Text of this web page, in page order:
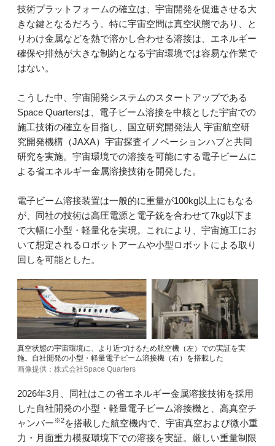
技術プラットフォームの確立は、宇宙開発を促進させる大
きな鍵となるだろう。特に宇宙空間は真空状態であり、と
りわけ金属などを熱で溶かし合わせる溶接は、エネルギー
確保や排熱が大きな制約となる宇宙環境では容易な作業で
はない。
こうした中、宇宙開発システムのスタートアップである
Space Quartersは、電子ビーム溶接を中核とした宇宙での
施工技術の確立を目指し、国立研究開発法人 宇宙航空研
究開発機構（JAXA）宇宙探査イノベーションハブと共同
研究を実施。宇宙環境での溶接を可能にする電子ビームに
よる省エネルギー金属溶接技術を開発した。
電子ビーム溶接装置は一般的に重量が100kg以上にもなる
が、同社の技術は高圧電源と電子銃を合わせて7kg以下ま
で大幅に小型・軽量化を実現。これにより、宇宙施工にお
いて想定されるロボットアームや小型ロボットによる取り
回しを可能とした。
真空状態の宇宙環境に、より近づけるため航空機（左）での実証を実
施。自社開発の小型・軽量電子ビーム溶接機（右）を搭載した
画像提供：株式会社Space Quarters
2026年3月、同社はこの省エネルギー金属溶接技術を採用
した自社開発の小型・軽量電子ビーム溶接機と、高真空チ
ャンバー※2を搭載した航空機内で、宇宙真空および微小重
力・月面重力模擬環境下での溶接を実証。厳しい重量制限